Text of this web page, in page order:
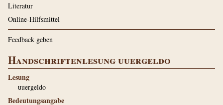
Literatur
Online-Hilfsmittel
Feedback geben
Handschriftenlesung uuergeldo
Lesung
uuergeldo
Bedeutungsangabe